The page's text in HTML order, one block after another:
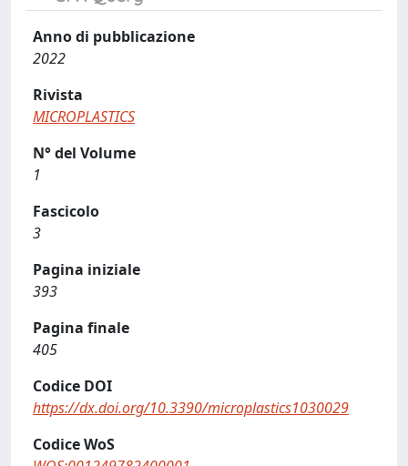
Anno di pubblicazione
2022
Rivista
MICROPLASTICS
N° del Volume
1
Fascicolo
3
Pagina iniziale
393
Pagina finale
405
Codice DOI
https://dx.doi.org/10.3390/microplastics1030029
Codice WoS